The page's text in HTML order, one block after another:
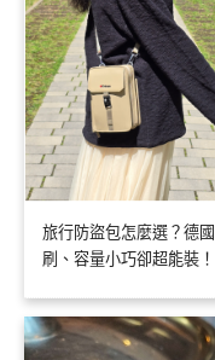
旅行防盜包怎麼選？德
刷、容量小巧卻超能裝！